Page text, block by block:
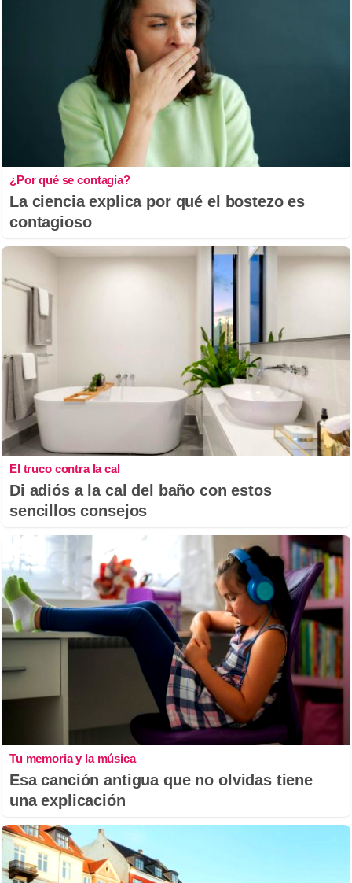
¿Por qué se contagia?
La ciencia explica por qué el bostezo es
contagioso
El truco contra la cal
Di adiós a la cal del baño con estos
sencillos consejos
Tu memoria y la música
Esa canción antigua que no olvidas tiene
una explicación